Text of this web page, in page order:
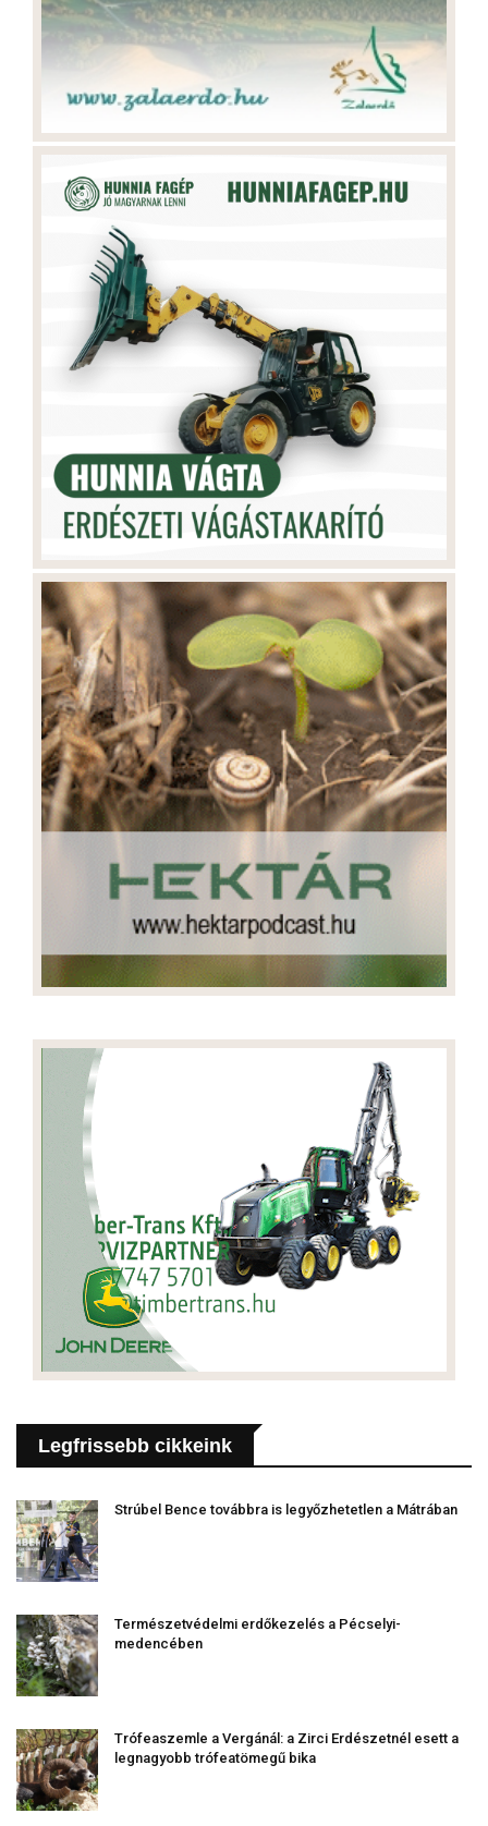
Legfrissebb cikkeink
Strúbel Bence továbbra is legyőzhetetlen a Mátrában
Természetvédelmi erdőkezelés a Pécselyi-
medencében
Trófeaszemle a Vergánál: a Zirci Erdészetnél esett a
legnagyobb trófeatömegű bika